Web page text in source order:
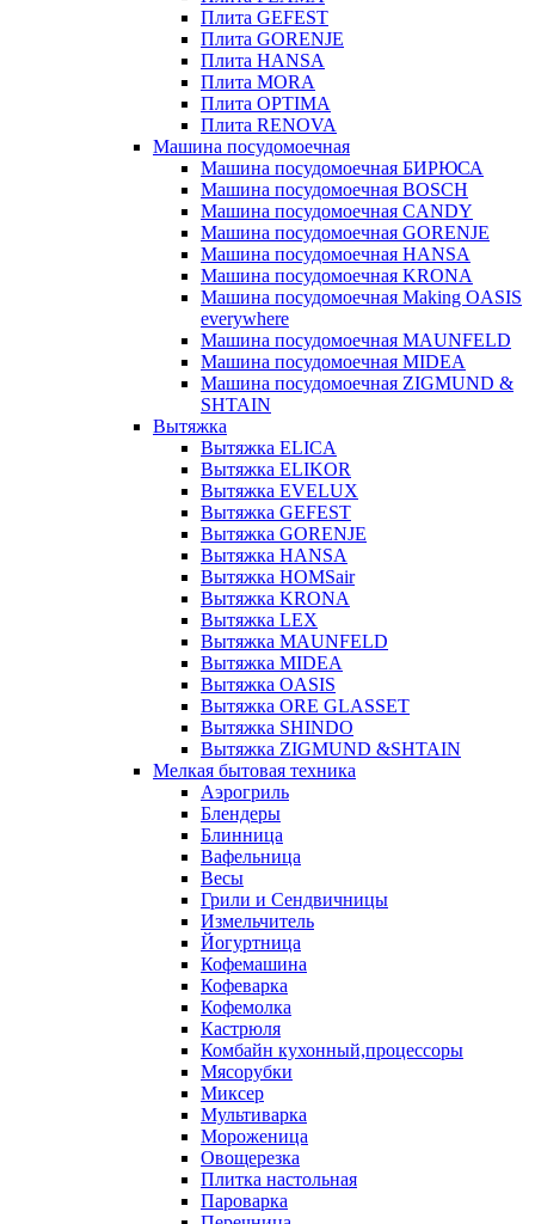
Плита GEFEST
Плита GORENJE
Плита HANSA
Плита MORA
Плита OPTIMA
Плита RENOVA
Машина посудомоечная
Машина посудомоечная БИРЮСА
Машина посудомоечная BOSCH
Машина посудомоечная CANDY
Машина посудомоечная GORENJE
Машина посудомоечная HANSA
Машина посудомоечная KRONA
Машина посудомоечная Making OASIS
everywhere
Машина посудомоечная MAUNFELD
Машина посудомоечная MIDEA
Машина посудомоечная ZIGMUND &
SHTAIN
Вытяжка
Вытяжка ELICA
Вытяжка ELIKOR
Вытяжка EVELUX
Вытяжка GEFEST
Вытяжка GORENJE
Вытяжка HANSA
Вытяжка HOMSair
Вытяжка KRONA
Вытяжка LEX
Вытяжка MAUNFELD
Вытяжка MIDEA
Вытяжка OASIS
Вытяжка ORE GLASSET
Вытяжка SHINDO
Вытяжка ZIGMUND &SHTAIN
Мелкая бытовая техника
Аэрогриль
Блендеры
Блинница
Вафельница
Весы
Грили и Сендвичницы
Измельчитель
Йогуртница
Кофемашина
Кофеварка
Кофемолка
Кастрюля
Комбайн кухонный,процессоры
Мясорубки
Миксер
Мультиварка
Мороженица
Овощерезка
Плитка настольная
Пароварка